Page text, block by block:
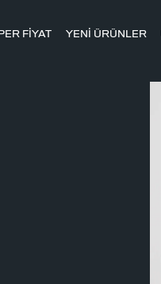
FİYAT YENİ ÜRÜNLER